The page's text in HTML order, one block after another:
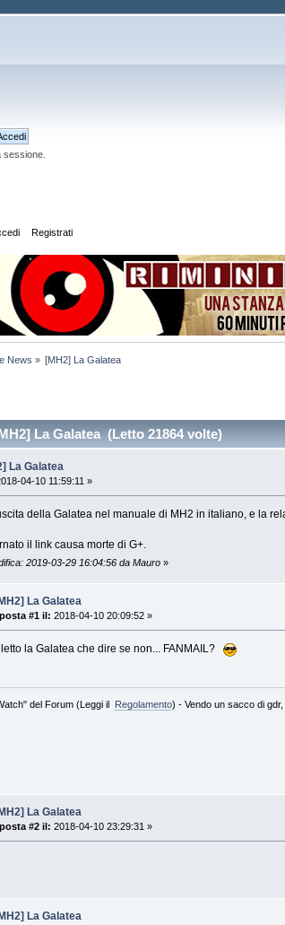
sessione.
Registrati
News » [MH2] La Galatea
La Galatea (Letto 21864 volte)
La Galatea
04-10 11:59:11 »
della Galatea nel manuale di MH2 in italiano, e la
il link causa morte di G+.
2019-03-29 16:04:56 da Mauro»
La Galatea
#1 il: 2018-04-10 20:09:52 »
la Galatea che dire se non... FANMAIL?
del Forum (Leggi il Regolamento) - Vendo un sacco di
La Galatea
#2 il: 2018-04-10 23:29:31 »
La Galatea